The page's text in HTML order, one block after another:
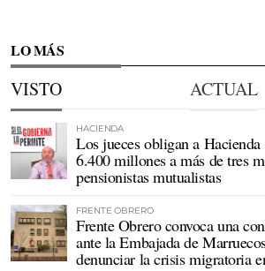
LO MÁS
VISTO ACTUAL
HACIENDA
Los jueces obligan a Hacienda
6.400 millones a más de tres
pensionistas mutualistas
FRENTE OBRERO
Frente Obrero convoca una
ante la Embajada de
denunciar la crisis migratoria